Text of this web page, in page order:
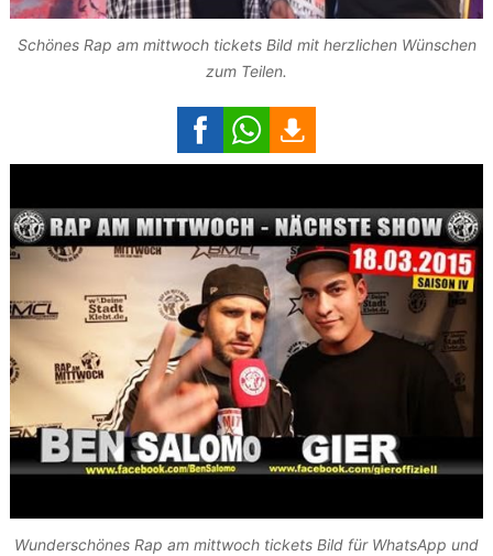
Schönes Rap am mittwoch tickets Bild mit herzlichen Wünschen
zum Teilen.
Wunderschönes Rap am mittwoch tickets Bild für WhatsApp und